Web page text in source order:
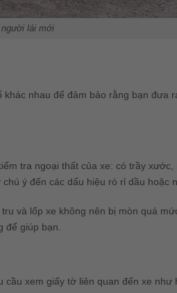
lái mới
nhau để đảm bảo rằng bạn đưa
tra ngoại thất của xe: có trầy xước,
ý đến các dấu hiệu rò rỉ dầu hoặc
và lốp xe không nên bị mòn quá
để giúp bạn.
xem giấy tờ liên quan đến xe như